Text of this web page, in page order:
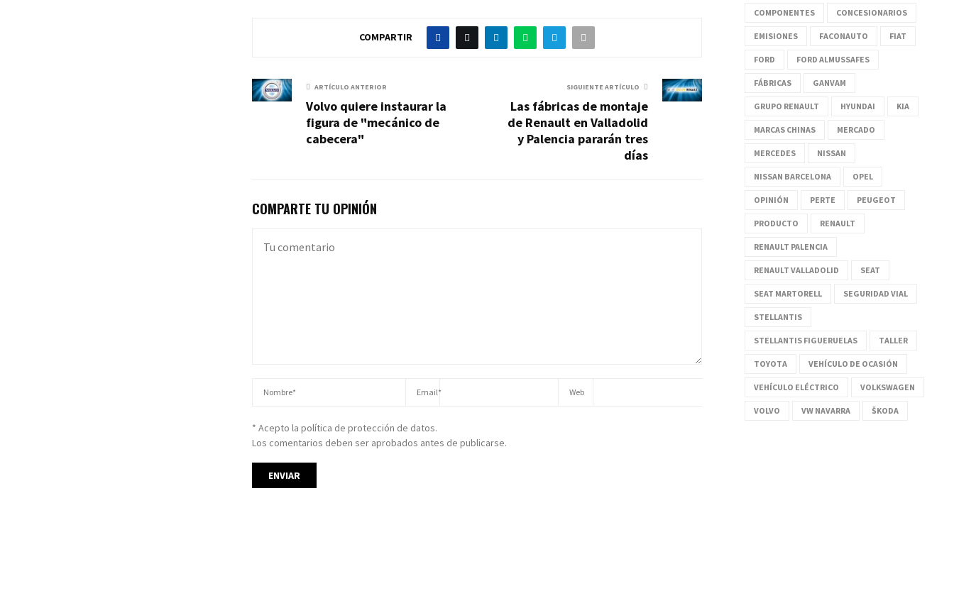
COMPARTIR
ARTÍCULO ANTERIOR
Volvo quiere instaurar la
figura de "mecánico de
cabecera"
SIGUIENTE ARTÍCULO
Las fábricas de montaje
de Renault en Valladolid
y Palencia pararán tres
días
COMPARTE TU OPINIÓN
* Acepto la política de protección de datos.
Los comentarios deben ser aprobados antes de publicarse.
COMPONENTES CONCESIONARIOS
EMISIONES FACONAUTO FIAT
FORD FORD ALMUSSAFES
FÁBRICAS GANVAM
GRUPO RENAULT HYUNDAI KIA
MARCAS CHINAS MERCADO
MERCEDES NISSAN
NISSAN BARCELONA OPEL
OPINIÓN PERTE PEUGEOT
PRODUCTO RENAULT
RENAULT PALENCIA
RENAULT VALLADOLID SEAT
SEAT MARTORELL SEGURIDAD VIAL
STELLANTIS
STELLANTIS FIGUERUELAS TALLER
TOYOTA VEHÍCULO DE OCASIÓN
VEHÍCULO ELÉCTRICO VOLKSWAGEN
VOLVO VW NAVARRA ŠKODA